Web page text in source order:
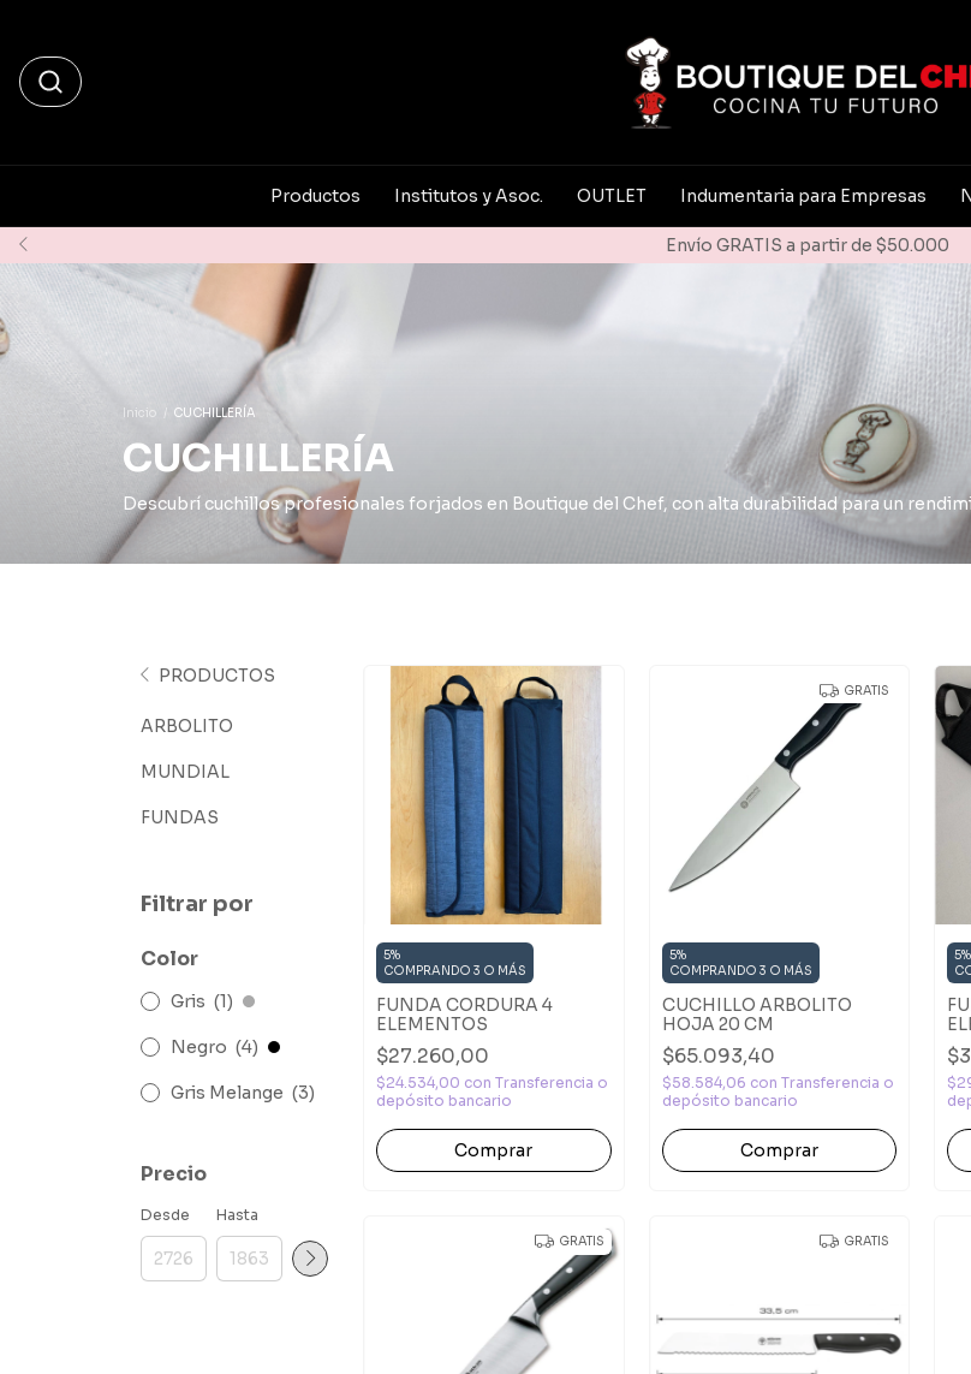
Envío GRATIS a partir de $50.000
Productos Institutos y Asoc. OUTLET Indumentaria para Empresas
Inicio / CUCHILLERÍA
CUCHILLERÍA
Descubrí cuchillos profesionales forjados en Boutique del Chef, con alta durabilidad para un
PRODUCTOS
ARBOLITO
MUNDIAL
FUNDAS
Filtrar por
Color
Gris (1)
Negro (4)
Gris Melange (3)
Precio
Desde Hasta
5%
COMPRANDO 3 O MÁS
FUNDA CORDURA 4
ELEMENTOS
$27.260,00
$24.534,00 con Transferencia o
depósito bancario
Comprar
GRATIS
5%
COMPRANDO 3 O MÁS
CUCHILLO ARBOLITO
HOJA 20 CM
$65.093,40
$58.584,06 con Transferencia o
depósito bancario
5%
GRATIS GRATIS